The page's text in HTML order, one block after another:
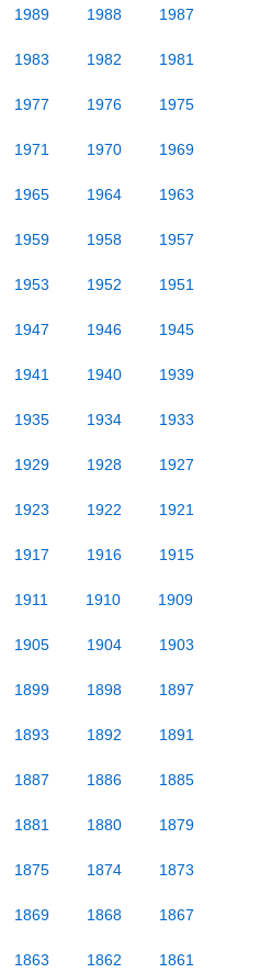
1989 1988 1987
1983 1982 1981
1977 1976 1975
1971 1970 1969
1965 1964 1963
1959 1958 1957
1953 1952 1951
1947 1946 1945
1941 1940 1939
1935 1934 1933
1929 1928 1927
1923 1922 1921
1917 1916 1915
1911 1910 1909
1905 1904 1903
1899 1898 1897
1893 1892 1891
1887 1886 1885
1881 1880 1879
1875 1874 1873
1869 1868 1867
1863 1862 1861